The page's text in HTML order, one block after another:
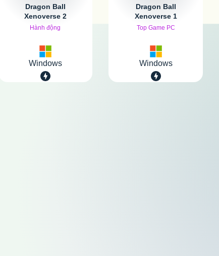
Dragon Ball
Xenoverse 2
Hành động
Windows
Dragon Ball
Xenoverse 1
Top Game PC
Windows